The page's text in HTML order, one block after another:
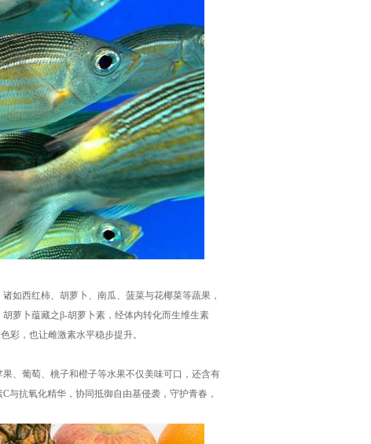
如西红柿、胡萝卜、南瓜、菠菜与花椰菜等蔬果，
萝卜蕴藏之β-胡萝卜素，经体内转化而生维生素
彩，也让雌激素水平稳步提升。
、葡萄、桃子和橙子等水果不仅美味可口，还含有
与抗氧化精华，协同抵御自由基侵袭，守护青春，